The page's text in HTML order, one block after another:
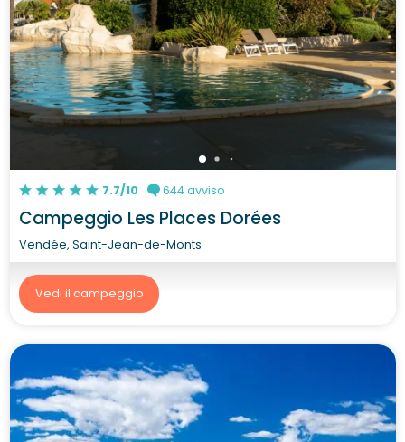
7.7/10 644 avviso
Campeggio Les Places Dorées
Vendée, Saint-Jean-de-Monts
Vedi il campeggio